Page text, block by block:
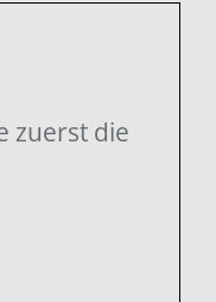
zuerst die